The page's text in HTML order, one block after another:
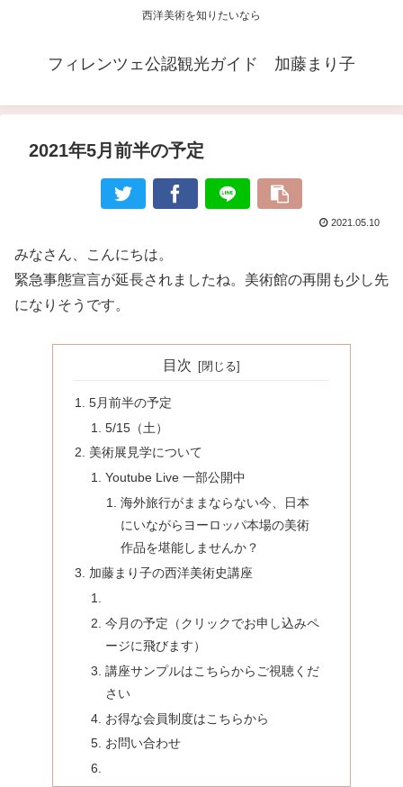
西洋美術を知りたいなら
フィレンツェ公認観光ガイド 加藤まり子
2021年5月前半の予定
2021.05.10
みなさん、こんにちは。
緊急事態宣言が延長されましたね。美術館の再開も少し先
になりそうです。
目次
5月前半の予定
5/15（土）
美術展見学について
Youtube Live 一部公開中
海外旅行がままならない今、日本
にいながらヨーロッパ本場の美術
作品を堪能しませんか？
加藤まり子の西洋美術史講座
今月の予定（クリックでお申し込みペ
ージに飛びます）
講座サンプルはこちらからご視聴くだ
さい
お得な会員制度はこちらから
お問い合わせ